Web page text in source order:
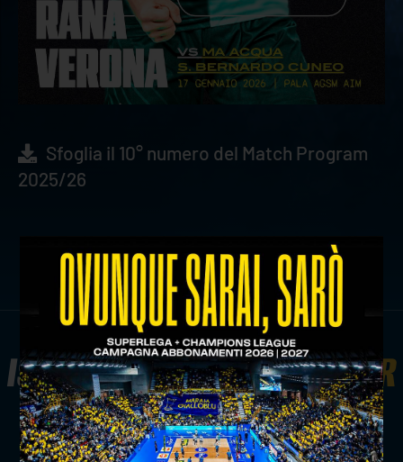
Sfoglia il 10° numero del Match Program
2025/26
ISCRIVITI ALLANEWSLETTER
ISCRIVITI ORA